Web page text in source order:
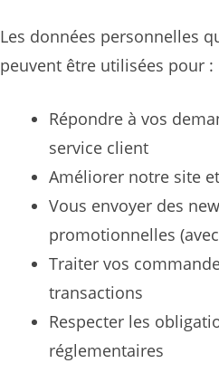
Les données personnelles
peuvent être utilisées pour :
Répondre à vos
service client
Améliorer notre site
Vous envoyer des
promotionnelles
Traiter vos
transactions
Respecter les
réglementaires